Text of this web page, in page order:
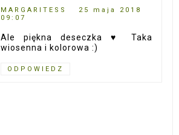
MARGARITESS
25 maja 2018
09:07
Ale piękna deseczka ♥ Taka
wiosenna i kolorowa :)
ODPOWIEDZ